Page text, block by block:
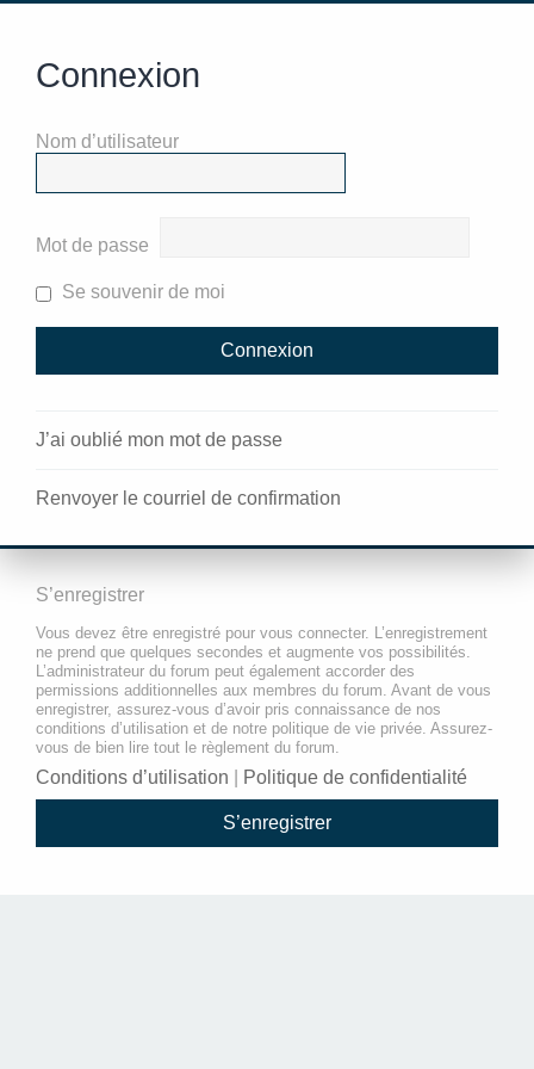
Connexion
Nom d’utilisateur
Mot de passe
Se souvenir de moi
J’ai oublié mon mot de passe
Renvoyer le courriel de confirmation
S’enregistrer
Vous devez être enregistré pour vous connecter. L’enregistrement
ne prend que quelques secondes et augmente vos possibilités.
L’administrateur du forum peut également accorder des
permissions additionnelles aux membres du forum. Avant de vous
enregistrer, assurez-vous d’avoir pris connaissance de nos
conditions d’utilisation et de notre politique de vie privée. Assurez-
vous de bien lire tout le règlement du forum.
Conditions d’utilisation Politique de confidentialité
S’enregistrer